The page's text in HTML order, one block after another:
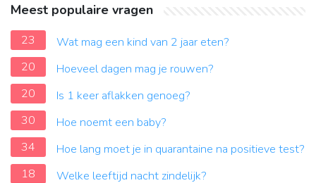
Meest populaire vragen
23
Wat mag een kind van 2 jaar eten?
20
Hoeveel dagen mag je rouwen?
20
Is 1 keer aflakken genoeg?
30
Hoe noemt een baby?
34
Hoe lang moet je in quarantaine na positieve test?
18
Welke leeftijd nacht zindelijk?